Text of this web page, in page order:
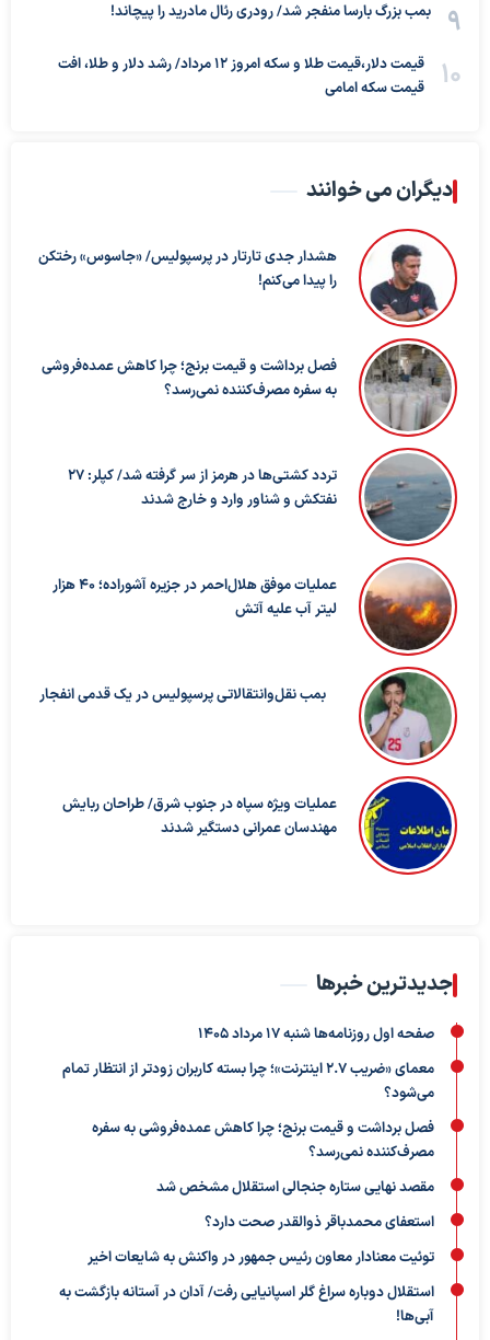
بمب بزرگ بارسا منفجر شد/ رودری رئال مادرید را پیچاند!
قیمت دلار،قیمت طلا و سکه امروز ۱۲ مرداد/ رشد دلار و طلا، افت
قیمت سکه امامی
دیگران می خوانند
هشدار جدی تارتار در پرسپولیس/ «جاسوس» رختکن
را پیدا می‌کنم!
فصل برداشت و قیمت برنج؛ چرا کاهش عمده‌فروشی
به سفره مصرف‌کننده نمی‌رسد؟
تردد کشتی‌ها در هرمز از سر گرفته شد/ کپلر: ۲۷
نفتکش و شناور وارد و خارج شدند
عملیات موفق هلال‌احمر در جزیره آشوراده؛ ۴۰ هزار
لیتر آب علیه آتش
بمب نقل‌وانتقالاتی پرسپولیس در یک قدمی انفجار
عملیات ویژه سپاه در جنوب شرق/ طراحان ربایش
مهندسان عمرانی دستگیر شدند
جدیدترین خبرها
صفحه اول روزنامه‌ها شنبه 17 مرداد 1405
معمای «ضریب ۲.۷ اینترنت»؛ چرا بسته کاربران زودتر از انتظار تمام
می‌شود؟
فصل برداشت و قیمت برنج؛ چرا کاهش عمده‌فروشی به سفره
مصرف‌کننده نمی‌رسد؟
مقصد نهایی ستاره جنجالی استقلال مشخص شد
استعفای محمدباقر ذوالقدر صحت دارد؟
توئیت معنادار معاون رئیس جمهور در واکنش به شایعات اخیر
استقلال دوباره سراغ گلر اسپانیایی رفت/ آدان در آستانه بازگشت به
آبی‌ها!